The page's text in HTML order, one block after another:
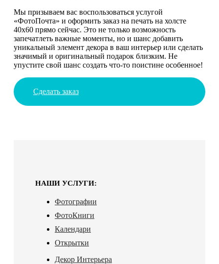
Мы призываем вас воспользоваться услугой
«ФотоПочта» и оформить заказ на печать на холсте
40х60 прямо сейчас. Это не только возможность
запечатлеть важные моменты, но и шанс добавить
уникальный элемент декора в ваш интерьер или сделать
значимый и оригинальный подарок близким. Не
упустите свой шанс создать что-то поистине особенное!
Сделать заказ
НАШИ УСЛУГИ:
Фотографии
ФотоКниги
Календари
Открытки
Декор Интерьера